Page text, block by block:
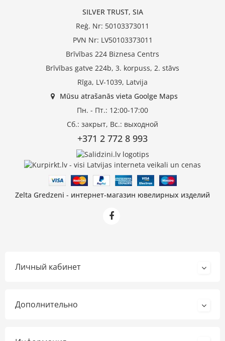
SILVER TRUST, SIA
Reģ. Nr: 50103373011
PVN Nr: LV50103373011
Brīvības 224 Biznesa Centrs
Brīvības gatve 224b, 3. korpuss, 2. stāvs
Rīga, LV-1039, Latvija
Mūsu atrašanās vieta Goolge Maps
Пн. - Пт.: 12:00-17:00
Сб.: закрыт, Вс.: выходной
+371 2 772 8 993
Zelta Gredzeni - интернет-магазин ювелирных изделий
Личный кабинет
Дополнительно